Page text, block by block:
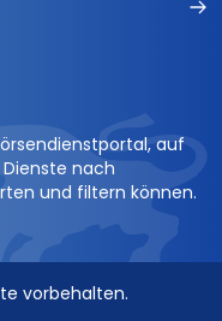
auf
nach
und filtern können.
vorbehalten.